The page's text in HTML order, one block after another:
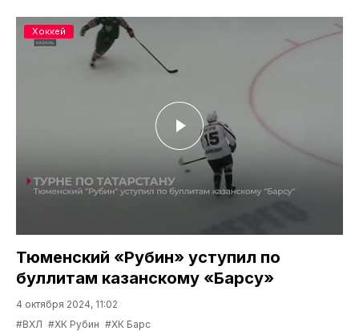
Тюменский «Рубин» уступил по
буллитам казанскому «Барсу»
4 октября 2024, 11:02
#ВХЛ #ХК Рубин #ХК Барс
Хоккей